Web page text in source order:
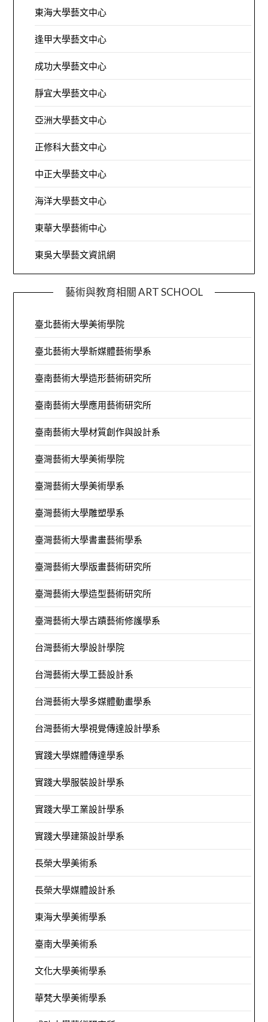
東海大學藝文中心
逢甲大學藝文中心
成功大學藝文中心
靜宜大學藝文中心
亞洲大學藝文中心
正修科大藝文中心
中正大學藝文中心
海洋大學藝文中心
東華大學藝術中心
東吳大學藝文資訊網
藝術與教育相關 ART SCHOOL
臺北藝術大學美術學院
臺北藝術大學新媒體藝術學系
臺南藝術大學造形藝術研究所
臺南藝術大學應用藝術研究所
臺南藝術大學材質創作與設計系
臺灣藝術大學美術學院
臺灣藝術大學美術學系
臺灣藝術大學雕塑學系
臺灣藝術大學書畫藝術學系
臺灣藝術大學版畫藝術研究所
臺灣藝術大學造型藝術研究所
臺灣藝術大學古蹟藝術修護學系
台灣藝術大學設計學院
台灣藝術大學工藝設計系
台灣藝術大學多媒體動畫學系
台灣藝術大學視覺傳達設計學系
實踐大學媒體傳達學系
實踐大學服裝設計學系
實踐大學工業設計學系
實踐大學建築設計學系
長榮大學美術系
長榮大學媒體設計系
東海大學美術學系
臺南大學美術系
文化大學美術學系
華梵大學美術學系